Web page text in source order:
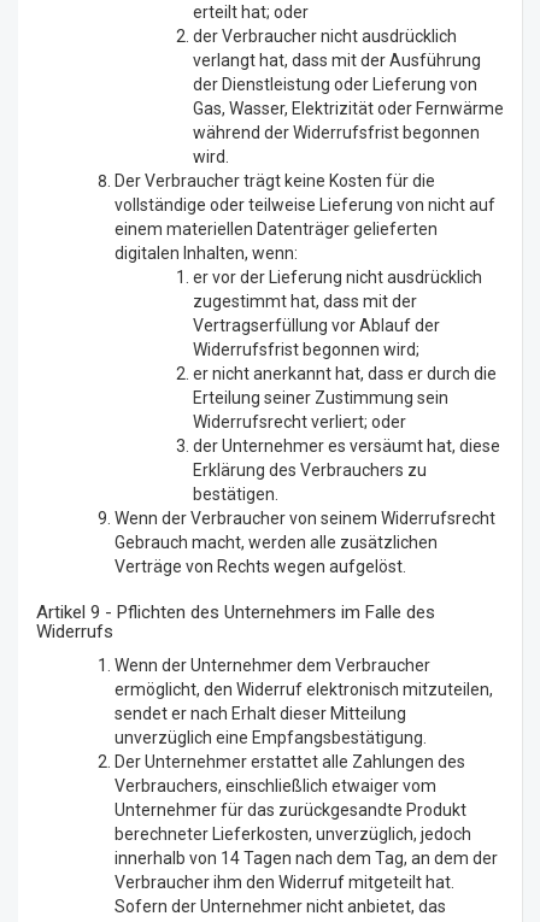
erteilt hat; oder
der Verbraucher nicht ausdrücklich
verlangt hat, dass mit der Ausführung
der Dienstleistung oder Lieferung von
Gas, Wasser, Elektrizität oder Fernwärme
während der Widerrufsfrist begonnen
wird.
Der Verbraucher trägt keine Kosten für die
vollständige oder teilweise Lieferung von nicht auf
einem materiellen Datenträger gelieferten
digitalen Inhalten, wenn:
er vor der Lieferung nicht ausdrücklich
zugestimmt hat, dass mit der
Vertragserfüllung vor Ablauf der
Widerrufsfrist begonnen wird;
er nicht anerkannt hat, dass er durch die
Erteilung seiner Zustimmung sein
Widerrufsrecht verliert; oder
der Unternehmer es versäumt hat, diese
Erklärung des Verbrauchers zu
bestätigen.
Wenn der Verbraucher von seinem Widerrufsrecht
Gebrauch macht, werden alle zusätzlichen
Verträge von Rechts wegen aufgelöst.
Artikel 9 - Pflichten des Unternehmers im Falle des
Widerrufs
Wenn der Unternehmer dem Verbraucher
ermöglicht, den Widerruf elektronisch mitzuteilen,
sendet er nach Erhalt dieser Mitteilung
unverzüglich eine Empfangsbestätigung.
Der Unternehmer erstattet alle Zahlungen des
Verbrauchers, einschließlich etwaiger vom
Unternehmer für das zurückgesandte Produkt
berechneter Lieferkosten, unverzüglich, jedoch
innerhalb von 14 Tagen nach dem Tag, an dem der
Verbraucher ihm den Widerruf mitgeteilt hat.
Sofern der Unternehmer nicht anbietet, das